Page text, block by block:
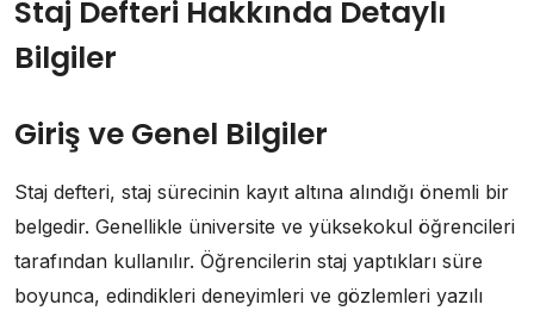
Staj Defteri Hakkında Detaylı
Bilgiler
Giriş ve Genel Bilgiler
Staj defteri, staj sürecinin kayıt altına alındığı önemli bir
belgedir. Genellikle üniversite ve yüksekokul öğrencileri
tarafından kullanılır. Öğrencilerin staj yaptıkları süre
boyunca, edindikleri deneyimleri ve gözlemleri yazılı